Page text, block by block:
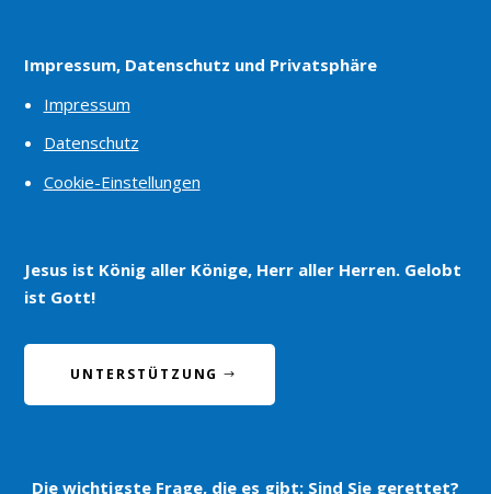
Impressum, Datenschutz und Privatsphäre
Impressum
Datenschutz
Cookie-Einstellungen
Jesus ist König aller Könige, Herr aller Herren. Gelobt
ist Gott!
UNTERSTÜTZUNG
Die wichtigste Frage, die es gibt: Sind Sie gerettet?